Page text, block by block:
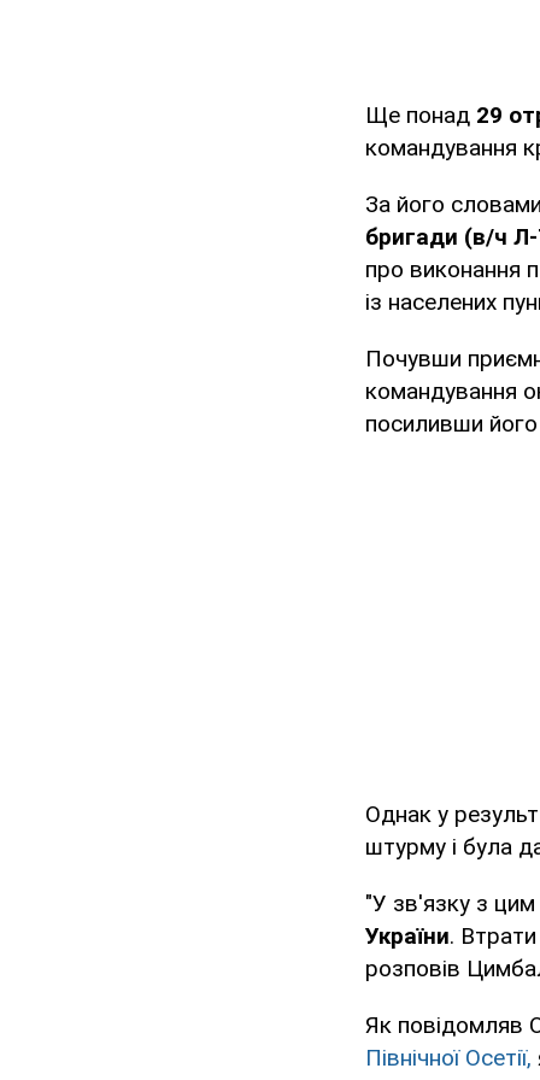
Ще понад 29
командування
За його
бригади (в/ч
про виконання
із населених
Почувши
командування
посиливши
Однак у
штурму і була
"У зв'язку з
України.
розповів
Як повідомляв
Північної Осетії,